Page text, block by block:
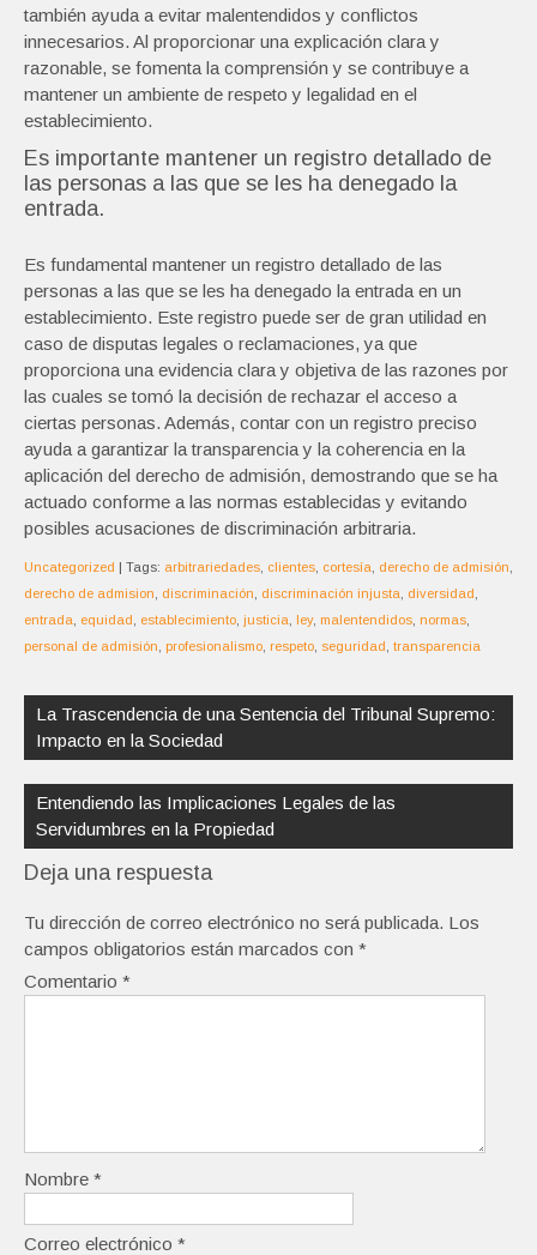
también ayuda a evitar malentendidos y conflictos
innecesarios. Al proporcionar una explicación clara y
razonable, se fomenta la comprensión y se contribuye a
mantener un ambiente de respeto y legalidad en el
establecimiento.
Es importante mantener un registro detallado de
las personas a las que se les ha denegado la
entrada.
Es fundamental mantener un registro detallado de las
personas a las que se les ha denegado la entrada en un
establecimiento. Este registro puede ser de gran utilidad en
caso de disputas legales o reclamaciones, ya que
proporciona una evidencia clara y objetiva de las razones por
las cuales se tomó la decisión de rechazar el acceso a
ciertas personas. Además, contar con un registro preciso
ayuda a garantizar la transparencia y la coherencia en la
aplicación del derecho de admisión, demostrando que se ha
actuado conforme a las normas establecidas y evitando
posibles acusaciones de discriminación arbitraria.
Uncategorized | Tags: arbitrariedades clientes cortesía derecho de admisión
derecho de admision
discriminación discriminación injusta diversidad
entrada
equidad establecimiento justicia ley, malentendidos normas
personal de admisión
profesionalismo respeto seguridad transparencia
de
entradas
La Trascendencia de una Sentencia del Tribunal Supremo:
Impacto en la Sociedad
Entendiendo las Implicaciones Legales de las
Servidumbres en la Propiedad
Deja una respuesta
Tu dirección de correo electrónico no será publicada. Los
campos obligatorios están marcados con *
Comentario *
Nombre *
Correo electrónico *